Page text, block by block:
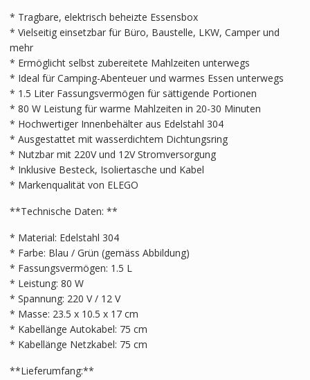
* Tragbare, elektrisch beheizte Essensbox
* Vielseitig einsetzbar für Büro, Baustelle, LKW, Camper und
mehr
* Ermöglicht selbst zubereitete Mahlzeiten unterwegs
* Ideal für Camping-Abenteuer und warmes Essen unterwegs
* 1.5 Liter Fassungsvermögen für sättigende Portionen
* 80 W Leistung für warme Mahlzeiten in 20-30 Minuten
* Hochwertiger Innenbehälter aus Edelstahl 304
* Ausgestattet mit wasserdichtem Dichtungsring
* Nutzbar mit 220V und 12V Stromversorgung
* Inklusive Besteck, Isoliertasche und Kabel
* Markenqualität von ELEGO
**Technische Daten: **
* Material: Edelstahl 304
* Farbe: Blau / Grün (gemäss Abbildung)
* Fassungsvermögen: 1.5 L
* Leistung: 80 W
* Spannung: 220 V / 12 V
* Masse: 23.5 x 10.5 x 17 cm
* Kabellänge Autokabel: 75 cm
* Kabellänge Netzkabel: 75 cm
**Lieferumfang:**